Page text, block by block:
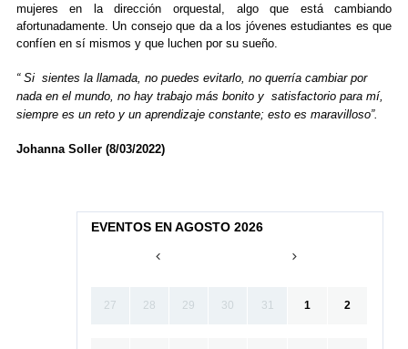
mujeres en la dirección orquestal, algo que está cambiando
afortunadamente. Un consejo que da a los jóvenes estudiantes es que
confíen en sí mismos y que luchen por su sueño.
“ Si sientes la llamada, no puedes evitarlo, no querría cambiar por
nada en el mundo, no hay trabajo más bonito y satisfactorio para mí,
siempre es un reto y un aprendizaje constante; esto es maravilloso”.
Johanna Soller (8/03/2022)
EVENTOS EN AGOSTO 2026
27 28 29 30 31 1 2